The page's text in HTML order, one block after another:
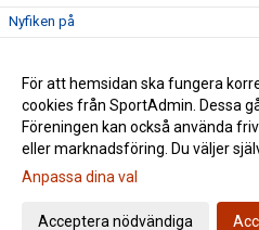
Nyfiken på
WIBK Motion Dam
WIBK Motion
Gå till
För att hemsidan ska fungera
cookies från SportAdmin. Dessa
Föreningen kan också använda
eller marknadsföring. Du väljer
Anpassa dina val
Acceptera nödvändiga